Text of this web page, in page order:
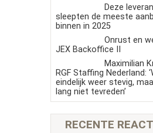
Deze
sleepten de meeste
binnen in 2025
Onrust en
JEX Backoffice II
Maximilian
RGF Staffing Nederland:
eindelijk weer stevig,
lang niet tevreden’
RECENTE